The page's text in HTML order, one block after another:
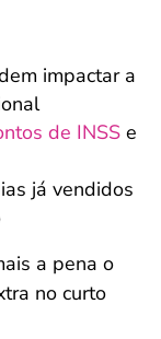
impactar a
de INSS e
já vendidos
a pena o
no curto